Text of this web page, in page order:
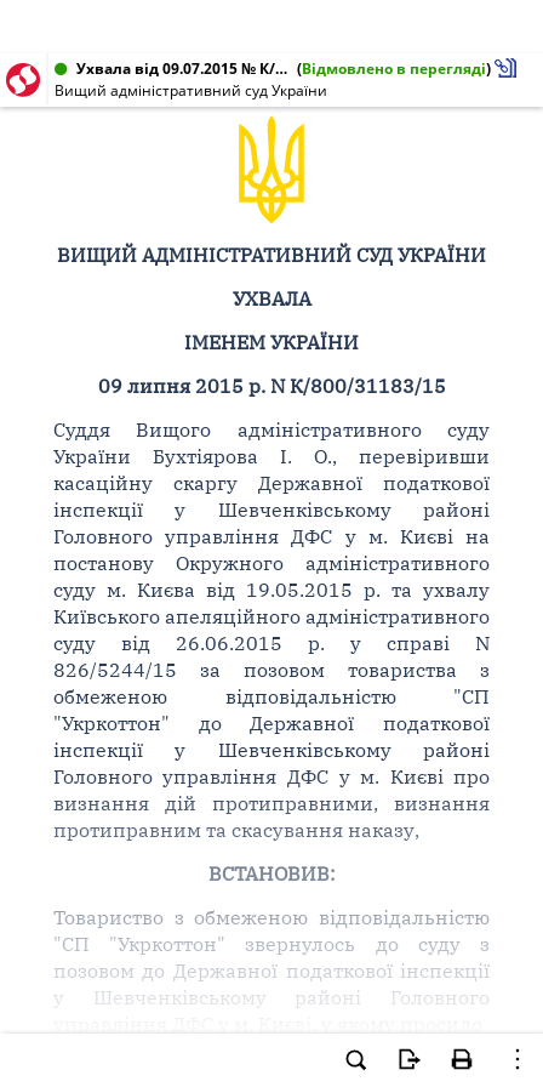
Ухвала від 09.07.2015 № К/800/31183/15, 826/5244/15 (Відмовлено в перегляді)
Вищий адміністративний суд України
ВИЩИЙ АДМІНІСТРАТИВНИЙ СУД УКРАЇНИ
УХВАЛА
ІМЕНЕМ УКРАЇНИ
09 липня 2015 р. N К/800/31183/15
Суддя Вищого адміністративного суду
України Бухтіярова І. О., перевіривши
касаційну скаргу Державної податкової
інспекції у Шевченківському районі
Головного управління ДФС у м. Києві на
постанову Окружного адміністративного
суду м. Києва від 19.05.2015 р. та ухвалу
Київського апеляційного адміністративного
суду від 26.06.2015 р. у справі N
826/5244/15 за позовом товариства з
обмеженою відповідальністю "СП
"Укркоттон" до Державної податкової
інспекції у Шевченківському районі
Головного управління ДФС у м. Києві про
визнання дій протиправними, визнання
протиправним та скасування наказу,
ВСТАНОВИВ:
Товариство з обмеженою відповідальністю
"СП "Укркоттон" звернулось до суду з
позовом до Державної податкової інспекції
у Шевченківському районі Головного